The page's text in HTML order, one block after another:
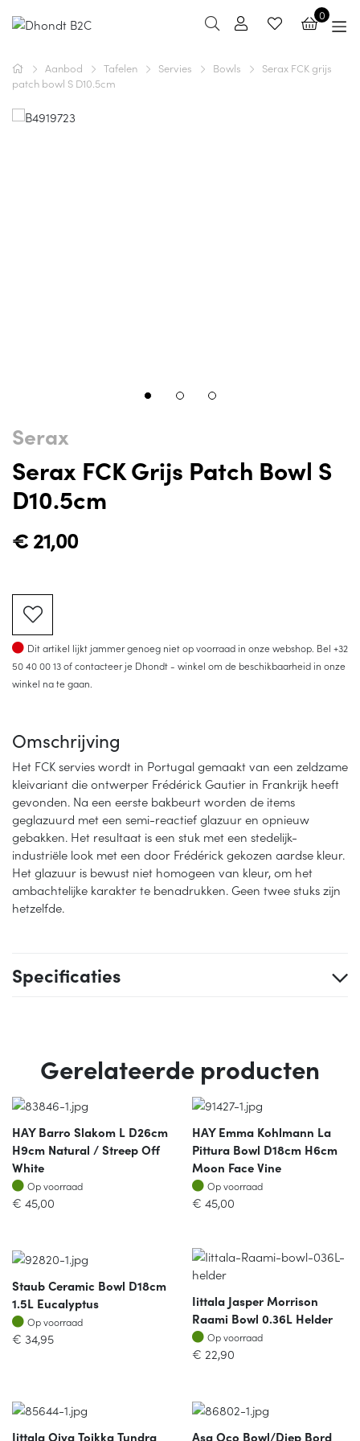
0
Aanbod Tafelen Servies Bowls
Serax FCK grijs
patch bowl S D10.5cm
Serax
Serax FCK Grijs Patch Bowl S
D10.5cm
€21,00
Op voorraad
Dit artikel lijkt jammer genoeg niet op voorraad in onze webshop. Bel +32
50 40 00 13of contacteer je Dhondt - winkel om de beschikbaarheid in onze
winkel na te gaan.
Omschrijving
Het FCK servies wordt in Portugal gemaakt van een zeldzame
kleivariant die ontwerper Frédérick Gautier in Frankrijk heeft
gevonden. Na een eerste bakbeurt worden de items
geglazuurd met een semi-reactief glazuur en opnieuw
gebakken. Het resultaat is een stuk met een stedelijk-
industriële look met een door Frédérick gekozen aardse kleur.
Het glazuur is bewust niet homogeen van kleur, om het
ambachtelijke karakter te benadrukken. Geen twee stuks zijn
hetzelfde.
Specificaties
Gerelateerde producten
HAY Barro Slakom L D26cm
H9cm Natural / Streep Off
White
Op voorraad
Op voorraad
€ 45,00
HAY Emma Kohlmann La
Pittura Bowl D18cm H6cm
Moon Face Vine
Op voorraad
Op voorraad
€ 45,00
Staub Ceramic Bowl D18cm
1.5L Eucalyptus
Op voorraad
Op voorraad
€ 34,95
Iittala Jasper Morrison
Raami Bowl 0.36L Helder
Op voorraad
Op voorraad
€ 22,90
Iittala Oiva Toikka Tundra Asa Oco Bowl/diep Bord